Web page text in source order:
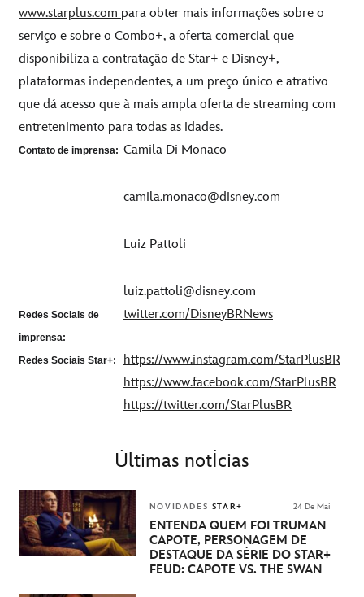
www.starplus.com para obter mais informações sobre o
serviço e sobre o Combo+, a oferta comercial que
disponibiliza a contratação de Star+ e Disney+,
plataformas independentes, a um preço único e atrativo
que dá acesso que à mais ampla oferta de streaming com
entretenimento para todas as idades.
Contato de imprensa: Camila Di Monaco
camila.monaco@disney.com
Luiz Pattoli
luiz.pattoli@disney.com
Redes Sociais de
imprensa:
twitter.com/DisneyBRNews
Redes Sociais Star+:
https://www.instagram.com/StarPlusBR
https://www.facebook.com/StarPlusBR
https://twitter.com/StarPlusBR
Últimas notÍcias
NOVIDADES STAR+ 24 De Mai
ENTENDA QUEM FOI TRUMAN
CAPOTE, PERSONAGEM DE
DESTAQUE DA SÉRIE DO STAR+
FEUD: CAPOTE VS. THE SWAN